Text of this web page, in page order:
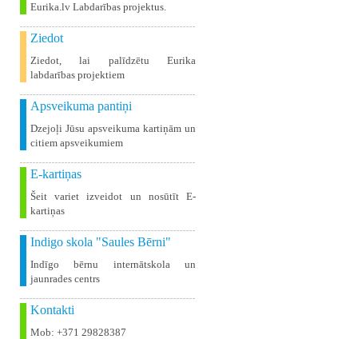
Eurika.lv Labdarības projektus.
Ziedot
Ziedot, lai palīdzētu Eurika
labdarības projektiem
Apsveikuma pantiņi
Dzejoļi Jūsu apsveikuma kartiņām un
citiem apsveikumiem
E-kartiņas
Šeit variet izveidot un nosūtīt E-
kartiņas
Indigo skola "Saules Bērni"
Indīgo bērnu internātskola un
jaunrades centrs
Kontakti
Mob: +371 29828387